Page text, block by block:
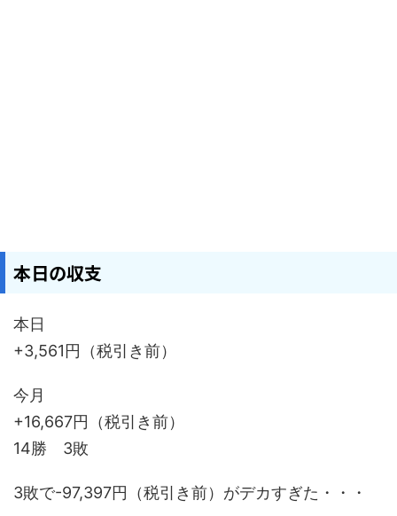
本日の収支
本日
+3,561円（税引き前）
今月
+16,667円（税引き前）
14勝 3敗
3敗で-97,397円（税引き前）がデカすぎた・・・